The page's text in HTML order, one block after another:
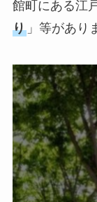
館町にある江
り」等があり